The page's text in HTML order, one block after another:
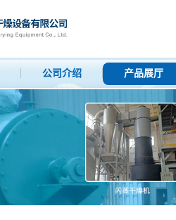
公司介绍 产品展厅